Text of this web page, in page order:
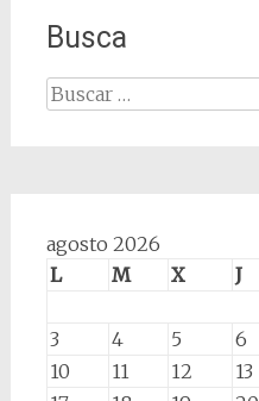
Busca
Buscar:
agosto 2026
L
M X J
3
4 5 6
10
11 12 13